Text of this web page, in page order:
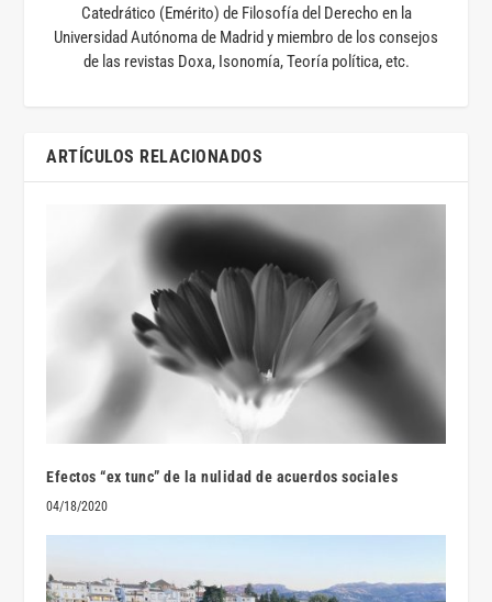
Catedrático (Emérito) de Filosofía del Derecho en la
Universidad Autónoma de Madrid y miembro de los consejos
de las revistas Doxa, Isonomía, Teoría política, etc.
ARTÍCULOS RELACIONADOS
Efectos “ex tunc” de la nulidad de acuerdos sociales
04/18/2020